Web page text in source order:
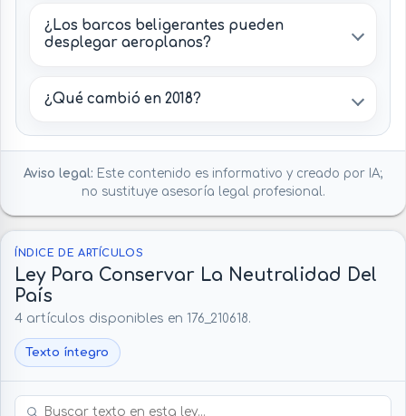
¿Los barcos beligerantes pueden
desplegar aeroplanos?
¿Qué cambió en 2018?
Aviso legal: Este contenido es informativo y creado por IA;
no sustituye asesoría legal profesional.
ÍNDICE DE ARTÍCULOS
Ley Para Conservar La Neutralidad Del
País
4 artículos disponibles en 176_210618.
Texto íntegro
Buscar dentro de esta ley